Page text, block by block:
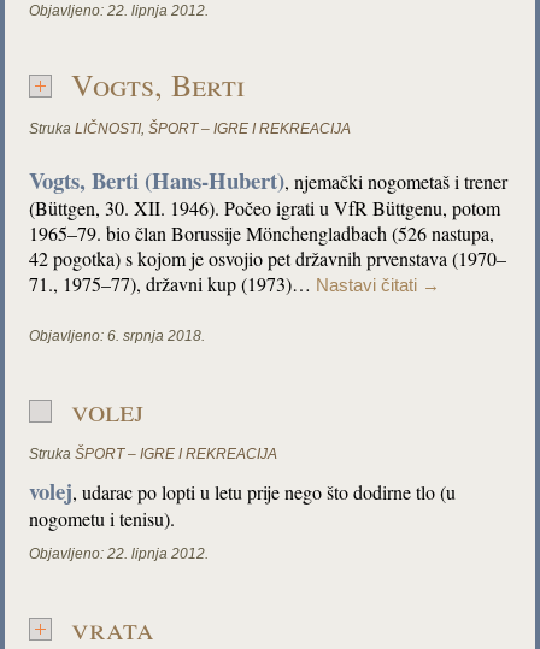
Objavljeno: 22. lipnja 2012.
Vogts, Berti
Struka LIČNOSTI,ŠPORT – IGRE I REKREACIJA
Vogts, Berti (Hans-Hubert), njemački nogometaš i trener
(Büttgen, 30. XII. 1946). Počeo igrati u VfR Büttgenu, potom
1965–79. bio član Borussije Mönchengladbach (526 nastupa,
42 pogotka) s kojom je osvojio pet državnih prvenstava (1970–
71., 1975–77), državni kup (1973)… Nastavi čitati →
Objavljeno: 6. srpnja 2018.
volej
Struka ŠPORT – IGRE I REKREACIJA
volej, udarac po lopti u letu prije nego što dodirne tlo (u
nogometu i tenisu).
Objavljeno: 22. lipnja 2012.
vrata